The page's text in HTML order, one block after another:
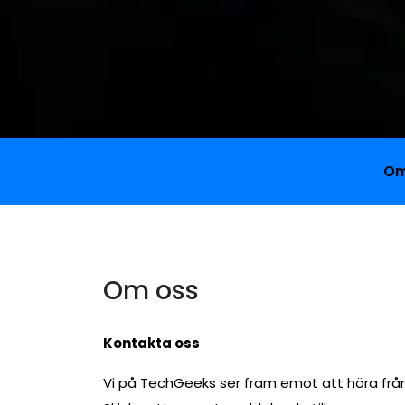
Om oss
Kontakta oss
Vi på TechGeeks ser fram emot att höra